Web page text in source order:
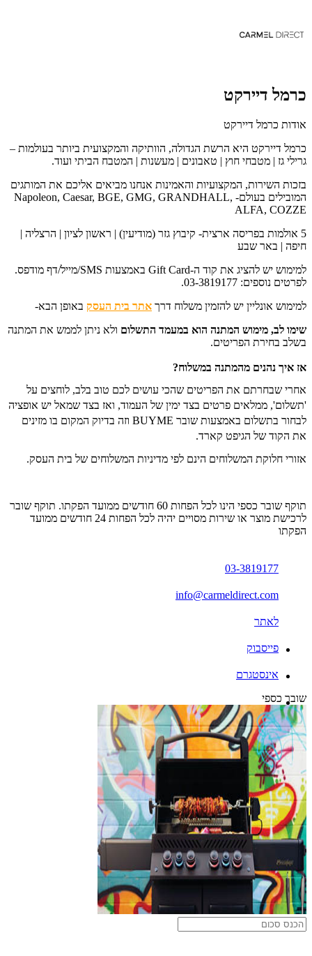
כרמל דיירקט
אודות כרמל דיירקט
כרמל דיירקט היא הרשת הגדולה, הוותיקה והמקצועית ביותר בעולמות –
גרילי גז | מטבחי חוץ | טאבונים | מעשנות | המטבח הביתי ועוד.
בזכות השירות, המקצועיות והאמינות אנחנו מביאים אליכם את המותגים
המובילים בעולם- Napoleon, Caesar, BGE, GMG, GRANDHALL,
ALFA, COZZE
5 אולמות בפריסה ארצית- קיבוץ גזר (מודיעין) | ראשון לציון | הרצליה |
חיפה | באר שבע
למימוש יש להציג את קוד ה-Gift Card באמצעות SMS/מייל/דף מודפס.
לפרטים נוספים: 03-3819177.
למימוש אונליין יש להזמין משלוח דרך אתר בית העסק באופן הבא-
שימו לב, מימוש המתנה הוא במעמד התשלום ולא ניתן לממש את המתנה
בשלב בחירת הפריטים.
אז איך נהנים מהמתנה במשלוח?
אחרי שבחרתם את הפריטים שהכי עושים לכם טוב בלב, לוחצים על
'תשלום', ממלאים פרטים בצד ימין של העמוד, ואז בצד שמאל יש אופציה
לבחור בתשלום באמצעות שובר BUYME וזה בדיוק המקום בו מזינים
את הקוד של הגיפט קארד.
אזורי חלוקת המשלוחים הינם לפי מדיניות המשלוחים של בית העסק.
תוקף שובר כספי הינו לכל הפחות 60 חודשים ממועד הפקתו. תוקף שובר
לרכישת מוצר או שירות מסויים יהיה לכל הפחות 24 חודשים ממועד
הפקתו
03-3819177
info@carmeldirect.com
לאתר
פייסבוק
אינסטגרם
שובר כספי